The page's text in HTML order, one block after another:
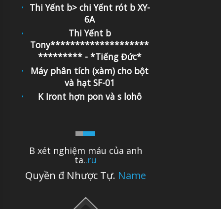
B xét nghiệm máu của anh
ta..ru
Quyền đ Nhược Tự. Name
Thi Yếnt b> chi Yếnt rót b XY-
6A
Thi Yếnt b
Tony********************
********* - *Tiếng Đức*
Máy phân tích (xàm) cho bột
và hạt SF-01
K Iront hợn pon và s lohô